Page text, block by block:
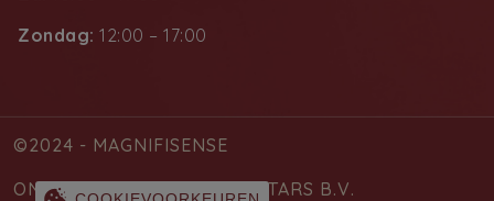
Zondag: 12:00 – 17:00
©2024 - MAGNIFISENSE
ONTWORPEN DOOR WAPPSTARS B.V.